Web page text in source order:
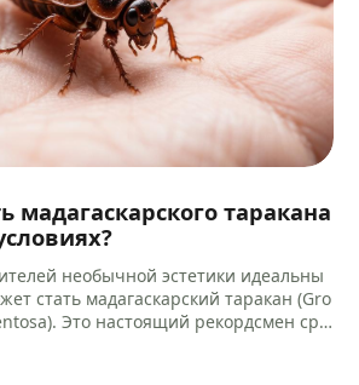
мадагаскарского таракана
необычной эстетики идеальны
стать мадагаскарский таракан (Gro
Это настоящий рекордсмен сре